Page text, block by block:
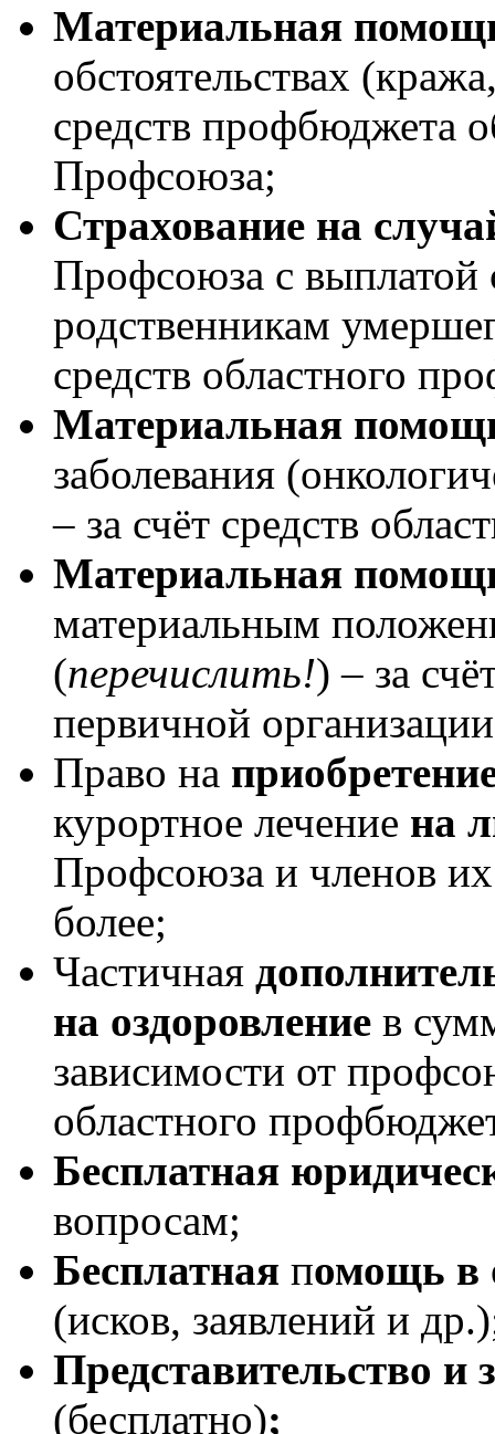
Материальная
обстоятельствах
средств профбюджета
Профсоюза;
Страхование на
Профсоюза с выплатой
родственникам
средств областного
Материальная
заболевания
– за счёт средств
Материальная
материальным
(перечислить!) – за
первичной
Право на
курортное лечение на
Профсоюза и членов
более;
Частичная
на оздоровление в
зависимости от
областного
Бесплатная
вопросам;
Бесплатная помощь в
(исков, заявлений и
Представительство и
(бесплатно);